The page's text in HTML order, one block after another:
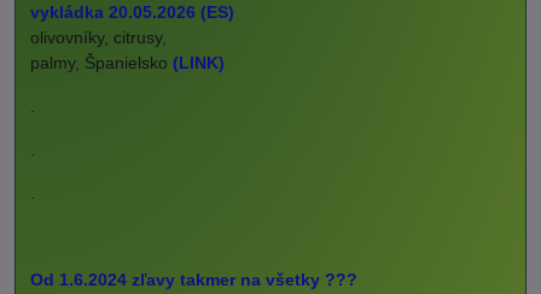
vykládka 20.05.2026 (ES)
olivovníky, citrusy,
palmy, Španielsko (LINK)
.
.
.
Od 1.6.2024 zľavy takmer na všetky ???